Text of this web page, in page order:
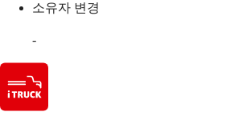
소유자 변경
-